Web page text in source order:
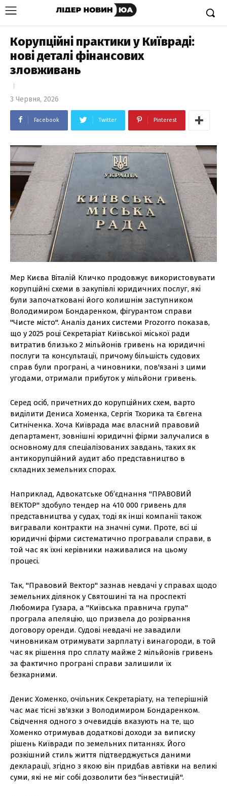
Корупційні практики у Київраді:
нові деталі фінансових
зловживань
3 Червня, 2026
Facebook Twitter Pinterest
Мер Києва Віталій Кличко продовжує використовувати
корупційні схеми в закупівлі юридичних послуг, які
були започатковані його колишнім заступником
Володимиром Бондаренком, фігурантом справи
"Чисте місто". Аналіз даних системи Prozorro показав,
що у 2025 році Секретаріат Київської міської ради
витратив близько 2 мільйонів гривень на юридичні
послуги та консультації, причому більшість судових
справ були програні, а чиновники, пов'язані з цими
угодами, отримали прибуток у мільйони гривень.
Серед осіб, причетних до корупційних схем, варто
виділити Дениса Хоменка, Сергія Тхорика та Євгена
Ситніченка. Хоча Київрада має власний правовий
департамент, зовнішні юридичні фірми залучалися в
основному для спеціалізованих завдань, таких як
антикорупційний аудит або представництво в
складних земельних спорах.
Наприклад, Адвокатське Об’єднання "ПРАВОВИЙ
ВЕКТОР" здобуло тендер на 410 000 гривень для
представництва у судах, тоді як інші компанії також
вигравали контракти на значні суми. Проте, всі ці
юридичні фірми систематично програвали справи, в
той час як їхні керівники наживалися на цьому
процесі.
Так, "Правовий Вектор" зазнав невдачі у справах щодо
земельних ділянок у Святошині та на проспекті
Любомира Гузара, а "Київська правнича група"
програла апеляцію, що призвела до розірвання
договору оренди. Судові невдачі не завадили
чиновникам отримувати зарплату і винагороди, в той
час як рішення про сплату майже 2 мільйонів гривень
за фактично програні справи залишили їх
безкарними.
Денис Хоменко, очільник Секретаріату, на теперішній
час має тісні зв'язки з Володимиром Бондаренком.
Свідчення одного з очевидців вказують на те, що
Хоменко отримував додаткові доходи за виписку
рішень Київради по земельних питаннях. Його
розкішний стиль життя підтверджується даними
декларації, згідно з якою він придбав автівки на великі
суми, які не міг собі дозволити без "інвестицій".